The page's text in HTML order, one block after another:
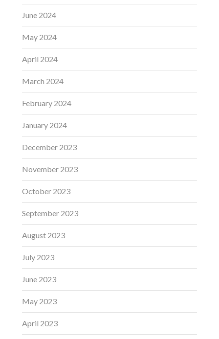
June 2024
May 2024
April 2024
March 2024
February 2024
January 2024
December 2023
November 2023
October 2023
September 2023
August 2023
July 2023
June 2023
May 2023
April 2023